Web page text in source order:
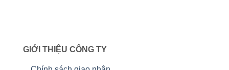
GIỚI THIỆU CÔNG TY